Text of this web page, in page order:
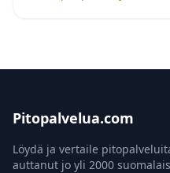
Pitopalvelua.com
Löydä ja vertaile
auttanut jo yli 2000